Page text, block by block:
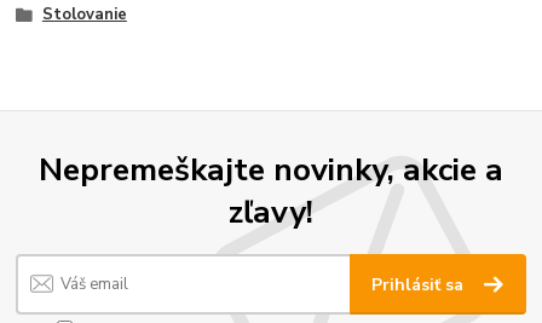
Stolovanie
Nepremeškajte novinky, akcie a
zľavy!
Prihlásiť sa